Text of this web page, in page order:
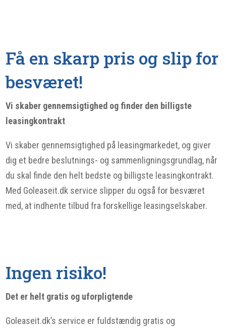
Få en skarp pris og slip for
besværet!
Vi skaber gennemsigtighed og finder den billigste
leasingkontrakt
Vi skaber gennemsigtighed på leasingmarkedet, og giver
dig et bedre beslutnings- og sammenligningsgrundlag, når
du skal finde den helt bedste og billigste leasingkontrakt.
Med Goleaseit.dk service slipper du også for besværet
med, at indhente tilbud fra forskellige leasingselskaber.
Ingen risiko!
Det er helt gratis og uforpligtende
Goleaseit.dk’s service er fuldstændig gratis og